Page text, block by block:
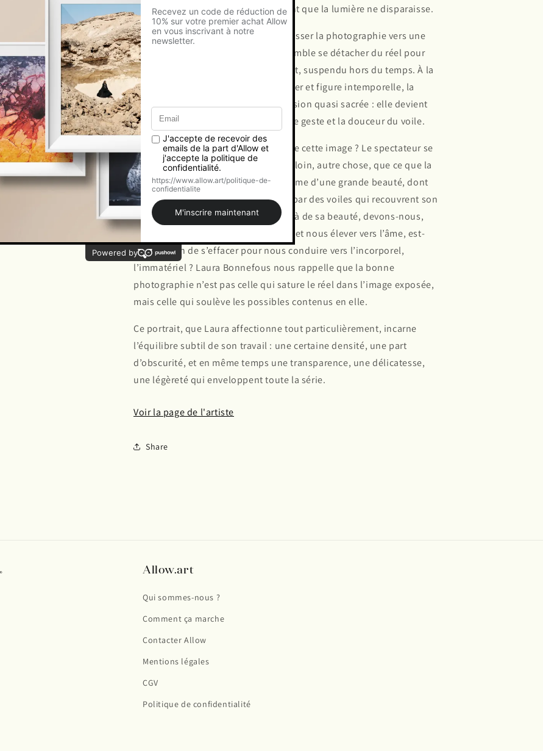
pour réaliser quelques portraits avant que la lumière ne disparaisse.
Dans ce moment précis, Laura fait glisser la photographie vers une
forme proche du tableau. L’image semble se détacher du réel pour
devenir un instant fixe, presque peint, suspendu hors du temps. À la
fois présence ancrée au bord de la mer et figure intemporelle, la
jeune femme prend alors une dimension quasi sacrée : elle devient
une madone, portée par la lumière, le geste et la douceur du voile.
Quel est l’au-delà auquel nous convie cette image ? Le spectateur se
sent poussé à regarder ailleurs, plus loin, autre chose, que ce que la
photo présente. Elle montre une femme d’une grande beauté, dont
l’apparence est masquée, en partie, par des voiles qui recouvrent son
corps et son visage. Y a-t-il un au-delà de sa beauté, devons-nous,
comme chez Platon, oublier le corps et nous élever vers l’âme, est-
elle en train de s’effacer pour nous conduire vers l’incorporel,
l’immatériel ? Laura Bonnefous nous rappelle que la bonne
photographie n’est pas celle qui sature le réel dans l’image exposée,
mais celle qui soulève les possibles contenus en elle.
Ce portrait, que Laura affectionne tout particulièrement, incarne
l’équilibre subtil de son travail : une certaine densité, une part
d’obscurité, et en même temps une transparence, une délicatesse,
une légèreté qui enveloppent toute la série.
Voir la page de l'artiste
Share
Allow.art
Qui sommes-nous ?
Comment ça marche
Contacter Allow
Mentions légales
CGV
Politique de confidentialité